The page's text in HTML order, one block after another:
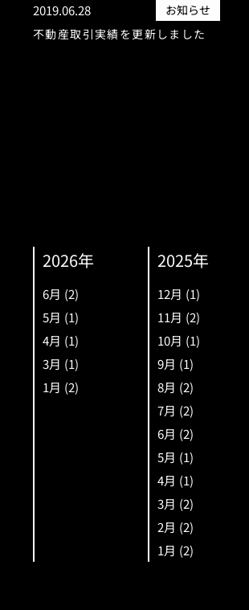
2019.06.28
お知らせ
不動産取引実績を更新しました
2026年
6月 (2)
5月 (1)
4月 (1)
3月 (1)
1月 (2)
2025年
12月 (1)
11月 (2)
10月 (1)
9月 (1)
8月 (2)
7月 (2)
6月 (2)
5月 (1)
4月 (1)
3月 (2)
2月 (2)
1月 (2)